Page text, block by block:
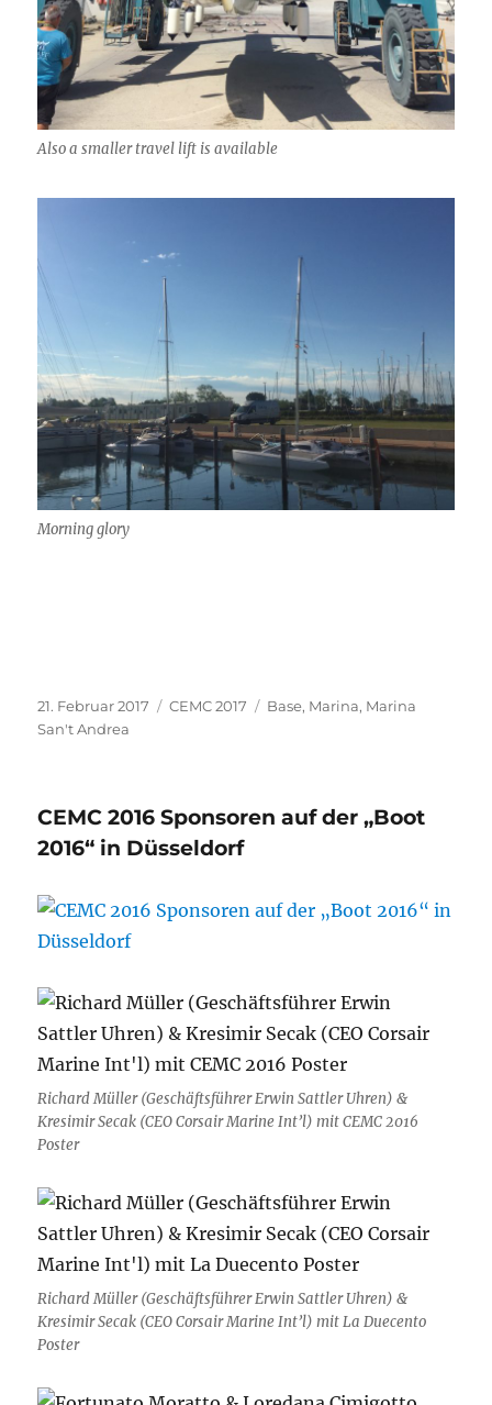
Also a smaller travel lift is available
Morning glory
Veröffentlicht
am
21. Februar 2017 Kategorien
CEMC 2017 Schlagwörter
Base, Marina, Marina
San't Andrea
CEMC 2016 Sponsoren auf der „Boot
2016“ in Düsseldorf
Richard Müller (Geschäftsführer Erwin Sattler Uhren) &
Kresimir Secak (CEO Corsair Marine Int’l) mit CEMC 2016
Poster
Richard Müller (Geschäftsführer Erwin Sattler Uhren) &
Kresimir Secak (CEO Corsair Marine Int’l) mit La Duecento
Poster